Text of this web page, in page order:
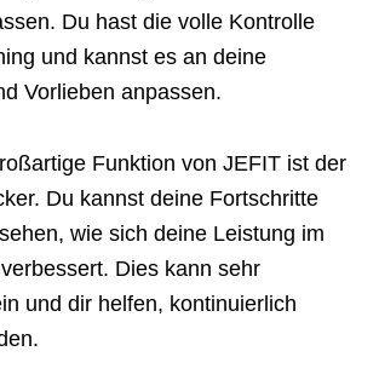
Du hast die volle Kontrolle
und kannst es an deine
Vorlieben anpassen.
Funktion von JEFIT ist der
Du kannst deine Fortschritte
wie sich deine Leistung im
Dies kann sehr
und dir helfen, kontinuierlich